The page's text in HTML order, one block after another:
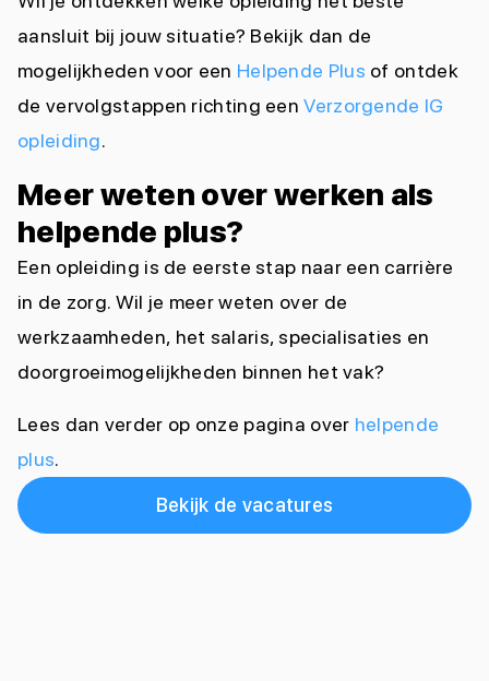
aansluit bij jouw situatie? Bekijk dan de
mogelijkheden voor een Helpende Plus of ontdek
de vervolgstappen richting eenVerzorgende IG
opleiding.
Meer weten over werken als
helpende plus?
Een opleiding is de eerste stap naar een carrière
in de zorg. Wil je meer weten over de
werkzaamheden, het salaris, specialisaties en
doorgroeimogelijkheden binnen het vak?
Lees dan verder op onze pagina over helpende
plus.
Bekijk de vacatures